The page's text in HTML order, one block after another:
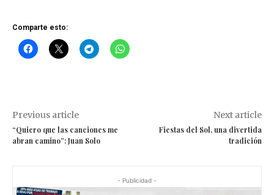
Comparte esto:
Previous article
“Quiero que las canciones me
abran camino”: Juan Solo
Next article
Fiestas del Sol, una divertida
tradición
- Publicidad -